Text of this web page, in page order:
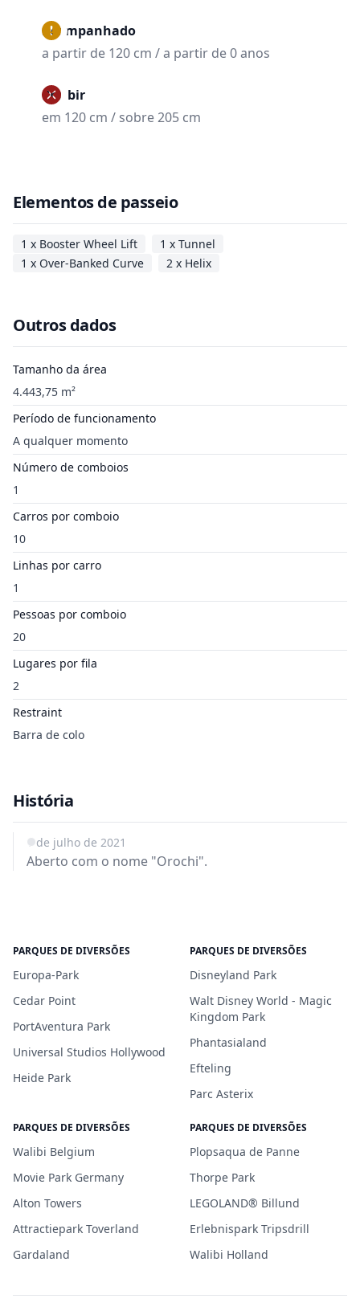
Acompanhado
a partir de 120 cm / a partir de 0 anos
Proibir
em 120 cm / sobre 205 cm
Elementos de passeio
1 x Booster Wheel Lift
1 x Tunnel
1 x Over-Banked Curve
2 x Helix
Outros dados
Tamanho da área
4.443,75 m²
Período de funcionamento
A qualquer momento
Número de comboios
1
Carros por comboio
10
Linhas por carro
1
Pessoas por comboio
20
Lugares por fila
2
Restraint
Barra de colo
História
1 de julho de 2021
Aberto com o nome "Orochi".
PARQUES DE DIVERSÕES
Europa-Park
Cedar Point
PortAventura Park
Universal Studios Hollywood
Heide Park
PARQUES DE DIVERSÕES
Disneyland Park
Walt Disney World - Magic
Kingdom Park
Phantasialand
Efteling
Parc Asterix
PARQUES DE DIVERSÕES
Walibi Belgium
Movie Park Germany
Alton Towers
Attractiepark Toverland
Gardaland
PARQUES DE DIVERSÕES
Plopsaqua de Panne
Thorpe Park
LEGOLAND® Billund
Erlebnispark Tripsdrill
Walibi Holland